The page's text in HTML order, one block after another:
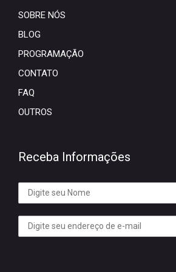
SOBRE NÓS
BLOG
PROGRAMAÇÃO
CONTATO
FAQ
OUTROS
Receba Informações